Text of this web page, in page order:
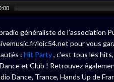
généraliste de l’association
loic54.net pour vous
: Hit Party, c’est tous les
et Club ! Retrouvez
Dance, Trance, Hands Up de